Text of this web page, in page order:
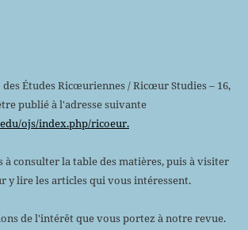
Études Ricœuriennes / Ricœur Studies – 16,
publié à l'adresse suivante
ojs/index.php/ricoeur.
consulter la table des matières, puis à visiter
y lire les articles qui vous intéressent.
de l'intérêt que vous portez à notre revue.